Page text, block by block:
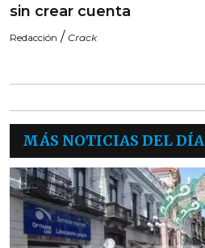
sin crear cuenta
Redacción / Crack
MÁS NOTICIAS DEL DÍA